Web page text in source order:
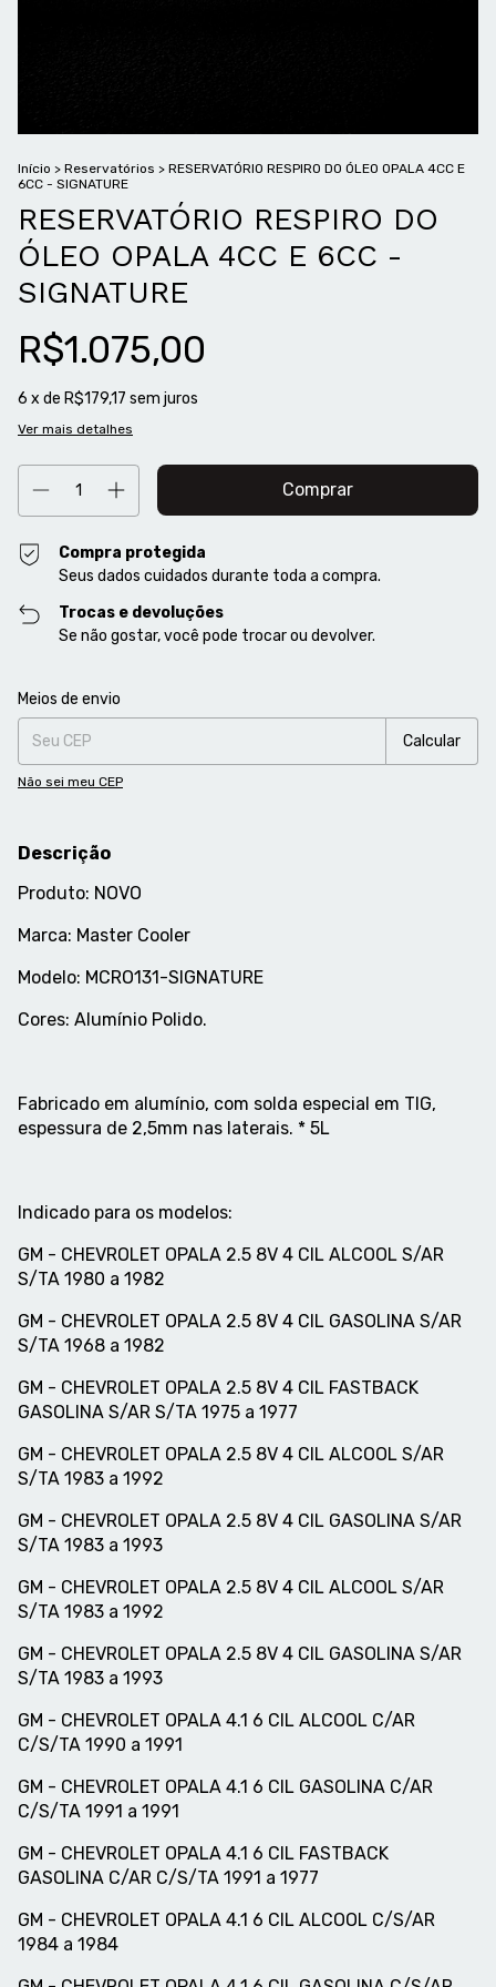
Início > Reservatórios > RESERVATÓRIO RESPIRO DO ÓLEO OPALA 4CC E
6CC - SIGNATURE
RESERVATÓRIO RESPIRO DO
ÓLEO OPALA 4CC E 6CC -
SIGNATURE
R$1.075,00
6 x de R$179,17 sem juros
Ver mais detalhes
Compra protegida
Seus dados cuidados durante toda a compra.
Trocas e devoluções
Se não gostar, você pode trocar ou devolver.
Entregas para o CEP:
Meios de envio
Calcular
Não sei meu CEP
Descrição
Produto: NOVO
Marca: Master Cooler
Modelo: MCRO131-SIGNATURE
Cores: Alumínio Polido.
Fabricado em alumínio, com solda especial em TIG,
espessura de 2,5mm nas laterais. * 5L
Indicado para os modelos:
GM - CHEVROLET OPALA 2.5 8V 4 CIL ALCOOL S/AR
S/TA 1980 a 1982
GM - CHEVROLET OPALA 2.5 8V 4 CIL GASOLINA S/AR
S/TA 1968 a 1982
GM - CHEVROLET OPALA 2.5 8V 4 CIL FASTBACK
GASOLINA S/AR S/TA 1975 a 1977
GM - CHEVROLET OPALA 2.5 8V 4 CIL ALCOOL S/AR
S/TA 1983 a 1992
GM - CHEVROLET OPALA 2.5 8V 4 CIL GASOLINA S/AR
S/TA 1983 a 1993
GM - CHEVROLET OPALA 2.5 8V 4 CIL ALCOOL S/AR
S/TA 1983 a 1992
GM - CHEVROLET OPALA 2.5 8V 4 CIL GASOLINA S/AR
S/TA 1983 a 1993
GM - CHEVROLET OPALA 4.1 6 CIL ALCOOL C/AR
C/S/TA 1990 a 1991
GM - CHEVROLET OPALA 4.1 6 CIL GASOLINA C/AR
C/S/TA 1991 a 1991
GM - CHEVROLET OPALA 4.1 6 CIL FASTBACK
GASOLINA C/AR C/S/TA 1991 a 1977
GM - CHEVROLET OPALA 4.1 6 CIL ALCOOL C/S/AR
1984 a 1984